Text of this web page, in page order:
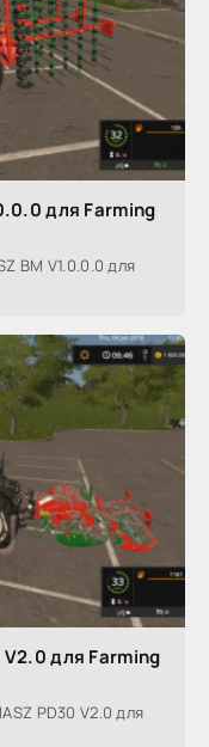
для Farming
BM V1.0.0.0 для
V2.0 для Farming
PD30 V2.0 для